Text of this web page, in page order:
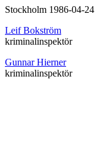
Stockholm 1986-04-24
Leif Bokström
kriminalinspektör
Gunnar Hierner
kriminalinspektör